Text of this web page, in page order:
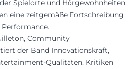
Spielorte und Hörgewohnheiten;
eine zeitgemäße Fortschreibung
Community
der Band Innovationskraft,
Qualitäten. Kritiken